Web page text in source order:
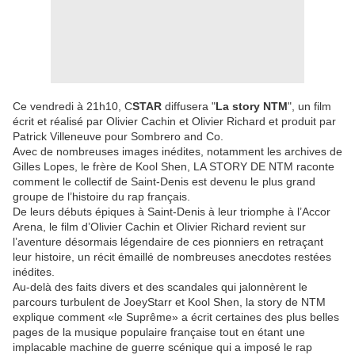
Ce vendredi à 21h10, CSTAR diffusera "La story NTM", un film
écrit et réalisé par Olivier Cachin et Olivier Richard et produit par
Patrick Villeneuve pour Sombrero and Co.
Avec de nombreuses images inédites, notamment les archives de
Gilles Lopes, le frère de Kool Shen, LA STORY DE NTM raconte
comment le collectif de Saint-Denis est devenu le plus grand
groupe de l’histoire du rap français.
De leurs débuts épiques à Saint-Denis à leur triomphe à l’Accor
Arena, le film d’Olivier Cachin et Olivier Richard revient sur
l’aventure désormais légendaire de ces pionniers en retraçant
leur histoire, un récit émaillé de nombreuses anecdotes restées
inédites.
Au-delà des faits divers et des scandales qui jalonnèrent le
parcours turbulent de JoeyStarr et Kool Shen, la story de NTM
explique comment «le Suprême» a écrit certaines des plus belles
pages de la musique populaire française tout en étant une
implacable machine de guerre scénique qui a imposé le rap